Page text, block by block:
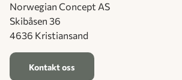
Norwegian Concept AS
Skibåsen 36
4636 Kristiansand
Kontakt oss